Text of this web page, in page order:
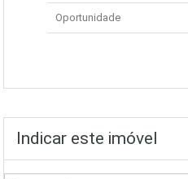
Oportunidade
Indicar este imóvel